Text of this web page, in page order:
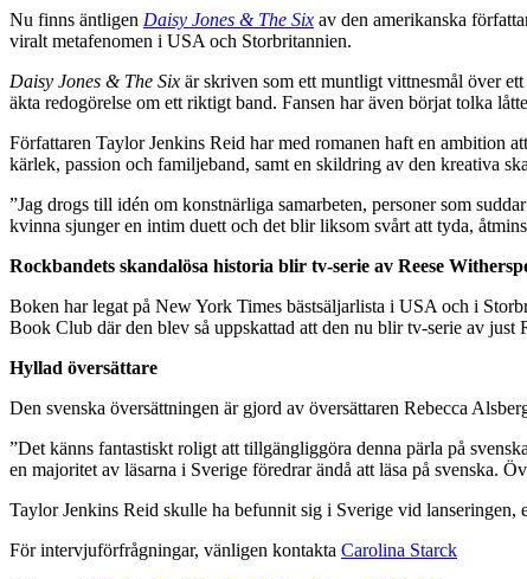
Nu finns äntligen Daisy Jones & The Six av den amerikanska
viralt metafenomen i USA och Storbritannien.
Daisy Jones & The Six är skriven som ett muntligt vittnesmål över
äkta redogörelse om ett riktigt band. Fansen har även börjat tolka
Författaren Taylor Jenkins Reid har med romanen haft en ambition
kärlek, passion och familjeband, samt en skildring av den kreativa
”Jag drogs till idén om konstnärliga samarbeten, personer som
kvinna sjunger en intim duett och det blir liksom svårt att tyda,
Rockbandets skandalösa historia blir tv-serie av Reese
Boken har legat på New York Times bästsäljarlista i USA och i
Book Club där den blev så uppskattad att den nu blir tv-serie av
Hyllad översättare
Den svenska översättningen är gjord av översättaren Rebecca
”Det känns fantastiskt roligt att tillgängliggöra denna pärla på
en majoritet av läsarna i Sverige föredrar ändå att läsa på svenska.
Taylor Jenkins Reid skulle ha befunnit sig i Sverige vid
För intervjuförfrågningar, vänligen kontakta Carolina Starck